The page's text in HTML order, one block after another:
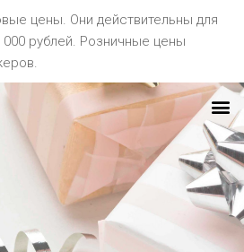
цены. Они действительны для
рублей. Розничные цены